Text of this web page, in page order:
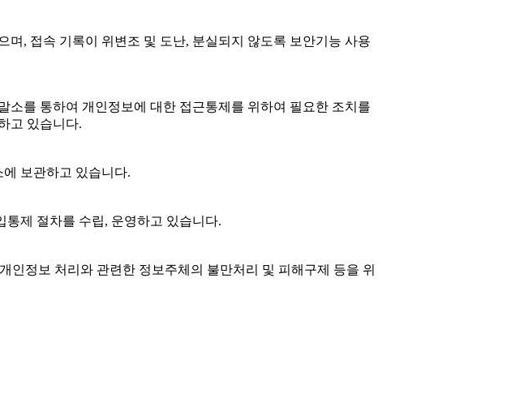
, 접속 기록이 위변조 및 도난, 분실되지 않도록 보안기능 사용
를 통하여 개인정보에 대한 접근통제를 위하여 필요한 조치를
고 있습니다.
보관하고 있습니다.
제 절차를 수립, 운영하고 있습니다.
정보 처리와 관련한 정보주체의 불만처리 및 피해구제 등을 위